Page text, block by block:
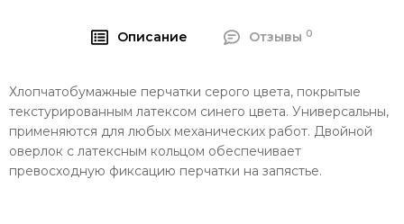
Описание Отзывы 0
Хлопчатобумажные перчатки серого цвета, покрытые
текстурированным латексом синего цвета. Универсальны,
применяются для любых механических работ. Двойной
оверлок с латексным кольцом обеспечивает
превосходную фиксацию перчатки на запястье.